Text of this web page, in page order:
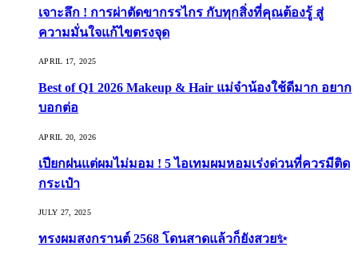
เจาะลึก ! การผ่าตัดขากรรไกร กับทุกสิ่งที่คุณต้องรู้ สู่
ความมั่นใจแก้ไขตรงจุด
APRIL 17, 2025
Best of Q1 2026 Makeup & Hair แม่จ๋าน้องใช้ดีมาก อยาก
บอกต่อ
APRIL 20, 2026
เปียกฝนแต่ผมไม่มอม ! 5 ไอเทมผมหอมเร่งด่วนที่ควรมีติด
กระเป๋า
JULY 27, 2025
ทรงผมสงกรานต์ 2568 โดนสาดแล้วก็ยังสวย✨